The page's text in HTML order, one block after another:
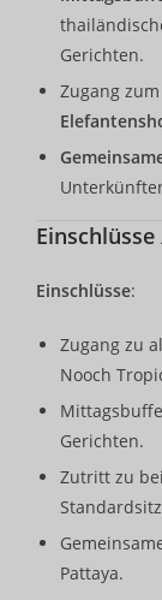
Gerichten.
Zugang zum
Einschlüsse:
Zugang zu
Nooch
Gerichten.
Zutritt zu
Pattaya.